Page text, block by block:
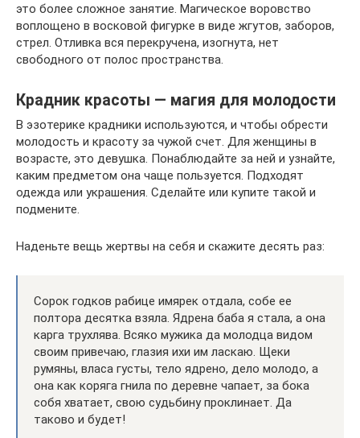
это более сложное занятие. Магическое воровство
воплощено в восковой фигурке в виде жгутов, заборов,
стрел. Отливка вся перекручена, изогнута, нет
свободного от полос пространства.
Крадник красоты — магия для молодости
В эзотерике крадники используются, и чтобы обрести
молодость и красоту за чужой счет. Для женщины в
возрасте, это девушка. Понаблюдайте за ней и узнайте,
каким предметом она чаще пользуется. Подходят
одежда или украшения. Сделайте или купите такой и
подмените.
Наденьте вещь жертвы на себя и скажите десять раз:
Сорок годков рабице имярек отдала, собе ее
полтора десятка взяла. Ядрена баба я стала, а она
карга трухлява. Всяко мужика да молодца видом
своим привечаю, глазия ихи им ласкаю. Щеки
румяны, власа густы, тело ядрено, дело молодо, а
она как коряга гнила по деревне чапает, за бока
собя хватает, свою судьбину проклинает. Да
таково и будет!